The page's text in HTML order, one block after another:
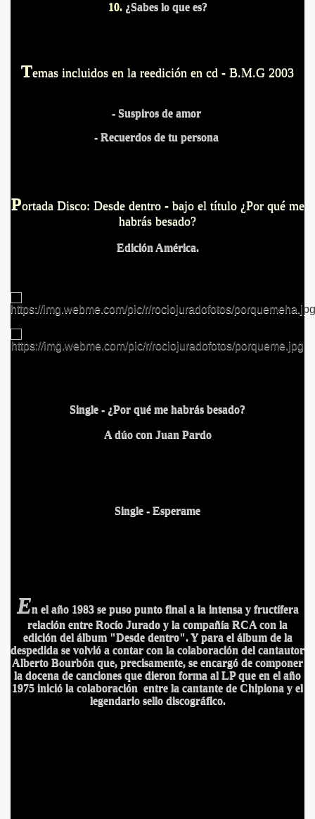
10.¿Sabes lo que es?
Temas incluidos en la reedición en cd - B.M.G 2003
- Suspiros de amor
- Recuerdos de tu persona
Portada Disco: Desde dentro - bajo el título ¿Por qué me
habrás besado?
Edición América.
Single - ¿Por qué me habrás besado?
A dúo con Juan Pardo
Single - Esperame
En el año 1983 se puso punto final a la intensa y fructífera
relación entre Rocío Jurado y la compañía RCA con la
edición del álbum "Desde dentro".Y para el álbum de la
despedida se volvió a contar con la colaboración del cantautor
Alberto Bourbón que, precisamente, se encargó de componer
la docena de canciones que dieron forma al LP que en el año
1975 inició la colaboración entre la cantante de Chipiona y el
legendario sello discográfico.